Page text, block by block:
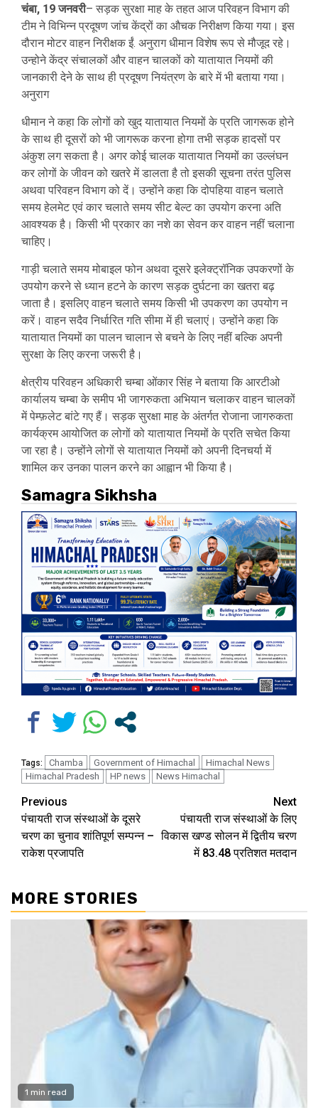
चंबा, 19 जनवरी– सड़क सुरक्षा माह के तहत आज परिवहन विभाग की
टीम ने विभिन्न प्रदूषण जांच केंद्रों का औचक निरीक्षण किया गया। इस
दौरान मोटर वाहन निरीक्षक ईं. अनुराग धीमान विशेष रूप से मौजूद रहे।
उन्होने केंद्र संचालकों और वाहन चालकों को यातायात नियमों की
जानकारी देने के साथ ही प्रदूषण नियंत्रण के बारे में भी बताया गया।
अनुराग
धीमान ने कहा कि लोगों को खुद यातायात नियमों के प्रति जागरूक होने
के साथ ही दूसरों को भी जागरूक करना होगा तभी सड़क हादसों पर
अंकुश लग सकता है। अगर कोई चालक यातायात नियमों का उल्लंघन
कर लोगों के जीवन को खतरे में डालता है तो इसकी सूचना तरंत पुलिस
अथवा परिवहन विभाग को दें। उन्होंने कहा कि दोपहिया वाहन चलाते
समय हेलमेट एवं कार चलाते समय सीट बेल्ट का उपयोग करना अति
आवश्यक है। किसी भी प्रकार का नशे का सेवन कर वाहन नहीं चलाना
चाहिए।
गाड़ी चलाते समय मोबाइल फोन अथवा दूसरे इलेक्ट्रॉनिक उपकरणों के
उपयोग करने से ध्यान हटने के कारण सड़क दुर्घटना का खतरा बढ़
जाता है। इसलिए वाहन चलाते समय किसी भी उपकरण का उपयोग न
करें। वाहन सदैव निर्धारित गति सीमा में ही चलाएं। उन्होंने कहा कि
यातायात नियमों का पालन चालान से बचने के लिए नहीं बल्कि अपनी
सुरक्षा के लिए करना जरूरी है।
क्षेत्रीय परिवहन अधिकारी चम्बा ओंकार सिंह ने बताया कि आरटीओ
कार्यालय चम्बा के समीप भी जागरुकता अभियान चलाकर वाहन चालकों
में पेम्फ़लेट बांटे गए हैं। सड़क सुरक्षा माह के अंतर्गत रोजाना जागरुकता
कार्यक्रम आयोजित क लोगों को यातायात नियमों के प्रति सचेत किया
जा रहा है। उन्होंने लोगों से यातायात नियमों को अपनी दिनचर्या में
शामिल कर उनका पालन करने का आह्वान भी किया है।
Samagra Sikhsha
Tags: Chamba Government of Himachal
Himachal News
Himachal Pradesh
HP news News Himachal
Continue
Reading
Previous
पंचायती राज संस्थाओं के दूसरे
चरण का चुनाव शांतिपूर्ण सम्पन्न –
राकेश प्रजापति
Next
पंचायती राज संस्थाओं के लिए
विकास खण्ड सोलन में द्वितीय चरण
में 83.48 प्रतिशत मतदान
MORE STORIES
1 min read